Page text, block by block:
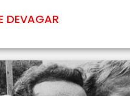
DEVAGAR